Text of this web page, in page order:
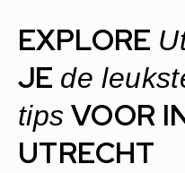
EXPLORE
JE de
tips VOOR
UTRECHT